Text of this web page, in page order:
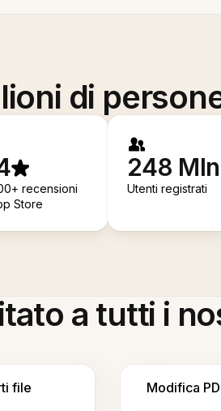
di
recensioni
Store
248 Mln
Utenti registrati
a tutti i
file Modifica